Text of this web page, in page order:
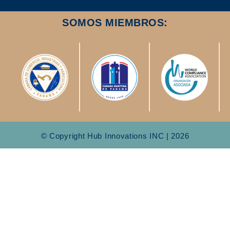
SOMOS MIEMBROS:
© Copyright Hub Innovations INC | 2026